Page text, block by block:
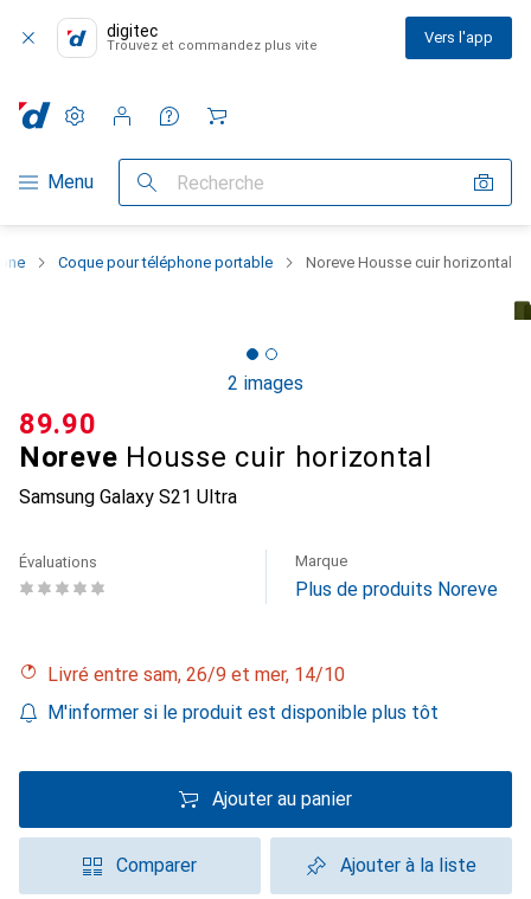
digitec
Trouvez et commandez plus vite Vers l'app
Navigation par catégorie
Menu Recherche
Paramètres
Compte client
Listes de comparaison
Listes d'envies
Panier
Coque pour téléphone portable Noreve Housse cuir horizontal
2 images
Noreve Housse cuir horizontal
Samsung Galaxy S21 Ultra
CHF
89.90
Évaluations Marque
Plus de produits Noreve
Livré entre sam, 26/9 et mer, 14/10
M'informer si le produit est disponible plus tôt
Ajouter au panier
Comparer Ajouter à la liste